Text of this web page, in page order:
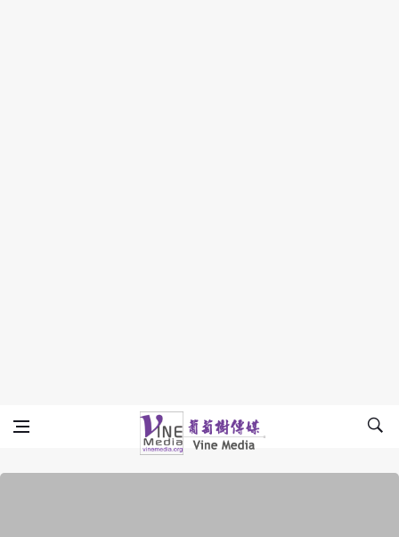
Vine Media
葡萄樹傳媒